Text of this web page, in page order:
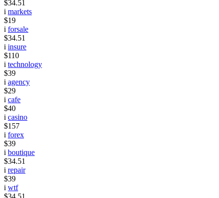
$34.51
i markets
$19
i forsale
$34.51
i insure
$110
i technology
$39
i agency
$29
i cafe
$40
i casino
$157
i forex
$39
i boutique
$34.51
i repair
$39
i wtf